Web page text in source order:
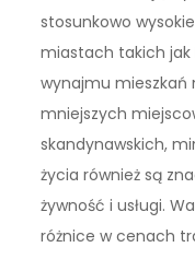
stosunkowo
miastach takich
wynajmu mieszkań
mniejszych
skandynawskich,
życia również są
żywność i usługi.
różnice w cenach